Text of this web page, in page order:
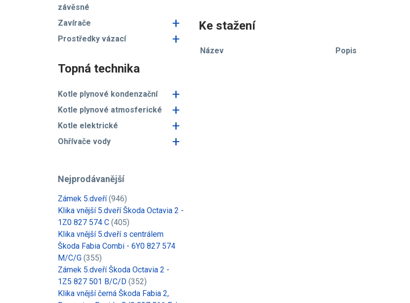
závěsné
Zavírače +
Prostředky vázací +
Topná technika
Kotle plynové kondenzační +
Kotle plynové atmosferické +
Kotle elektrické +
Ohřívače vody +
Nejprodávanější
Zámek 5.dveří(946)
Klika vnější 5.dveří Škoda Octavia 2 -
1Z0 827 574 C (405)
Klika vnější 5.dveří s centrálem
Škoda Fabia Combi - 6Y0 827 574
M/C/G (355)
Zámek 5.dveří Škoda Octavia 2 -
1Z5 827 501 B/C/D (352)
Klika vnější černá Škoda Fabia 2,
Ke stažení
Název Popis